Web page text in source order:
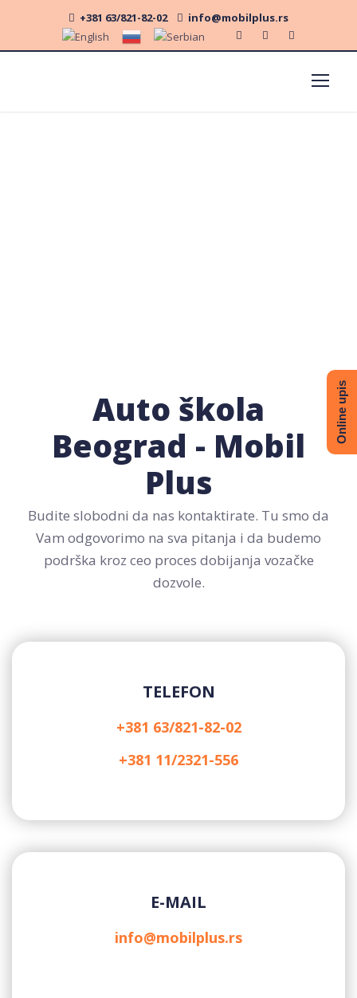
+381 63/821-82-02 info@mobilplus.rs
Auto škola
Beograd - Mobil
Plus
Budite slobodni da nas kontaktirate. Tu smo da
Vam odgovorimo na sva pitanja i da budemo
podrška kroz ceo proces dobijanja vozačke
dozvole.
TELEFON
+381 63/821-82-02
+381 11/2321-556
E-MAIL
info@mobilplus.rs
Online upis